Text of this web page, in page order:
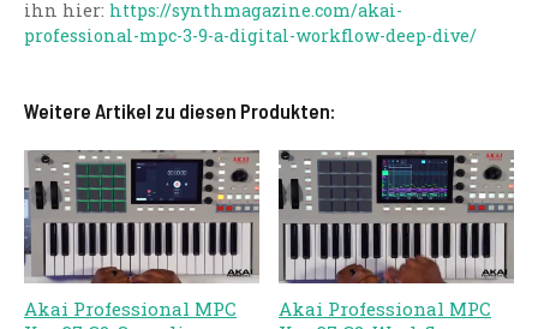
ihn hier: https://synthmagazine.com/akai-
professional-mpc-3-9-a-digital-workflow-deep-dive/
Weitere Artikel zu diesen Produkten:
Akai Professional MPC
Akai Professional MPC